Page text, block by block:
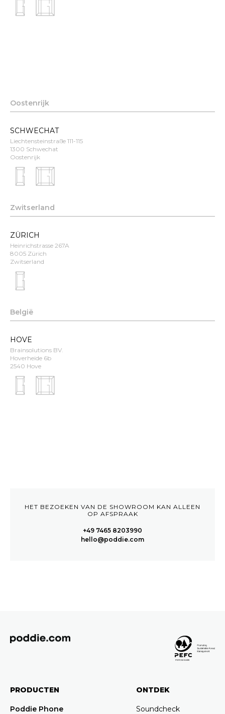
Oostenrijk
SCHWECHAT
Liechtensteinstraße 111-115
1300 Schwechat
Oostenrijk
Zwitserland
ZÜRICH
Heinrichstrasse 267A
8005 Zürich
Zwitserland
België
HOVE
Brainsolutions BV.
Hoverheide 6b
2540 Hove
HET BEZOEKEN VAN DE SHOWROOM KAN ALLEEN
OP AFSPRAAK
+49 7465 8203990
hello@poddie.com
PRODUCTEN
Poddie Phone
ONTDEK
Soundcheck